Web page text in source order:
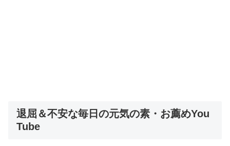
退屈＆不安な毎日の元気の素・お薦めYou
Tube